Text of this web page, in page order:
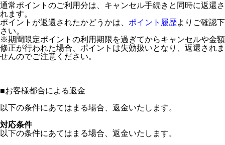
通常ポイントのご利用分は、キャンセル手続きと同時に返還さ
れます。
ポイントが返還されたかどうかは、 ポイント履歴よりご確認下
さい。
※期間限定ポイントの利用期限を過ぎてからキャンセルや金額
修正が行われた場合、ポイントは失効扱いとなり、返還されま
せんのでご注意ください。
■お客様都合による返金
以下の条件にあてはまる場合、返金いたします。
対応条件
以下の条件にあてはまる場合、返金いたします。